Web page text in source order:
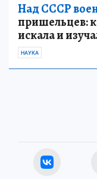
Над СССР
пришельцев:
искала и
НАУКА